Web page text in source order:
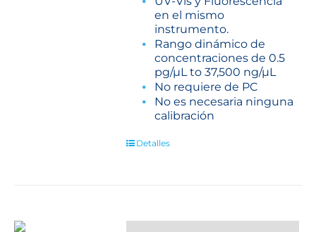
en el mismo
instrumento.
Rango dinámico de
concentraciones de 0.5
pg/µL to 37,500 ng/µL
No requiere de PC
No es necesaria ninguna
calibración
Detalles